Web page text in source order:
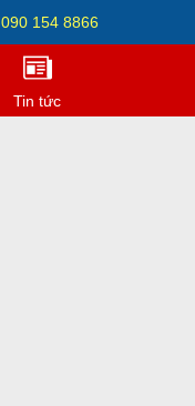
090 154 8866
Tin tức